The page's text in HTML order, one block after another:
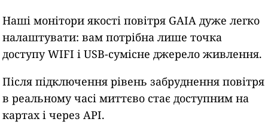
Наші монітори якості повітря GAIA дуже легко
налаштувати: вам потрібна лише точка
доступу WIFI і USB-сумісне джерело живлення.
Після підключення рівень забруднення повітря
в реальному часі миттєво стає доступним на
картах і через API.